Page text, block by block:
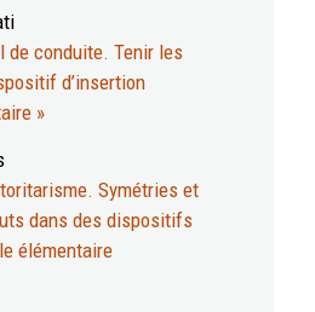
de conduite. Tenir les
d’insertion
»
Symétries et
dans des dispositifs
élémentaire